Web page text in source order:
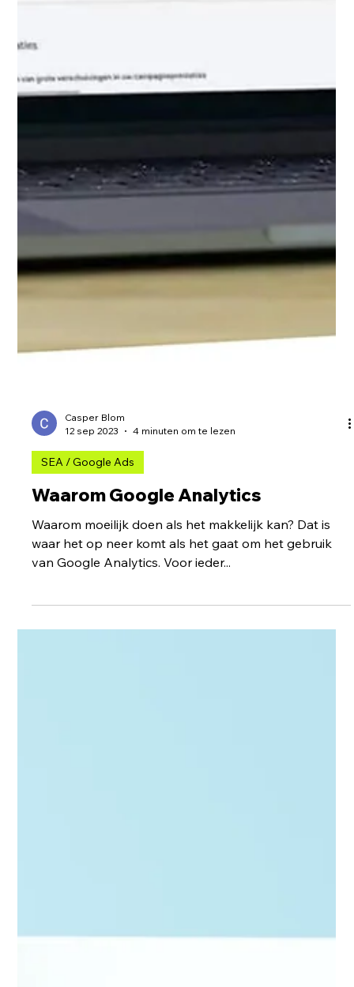
Casper Blom
12 sep 2023
SEA / Google Ads
Waarom Google Analytics
Waarom moeilijk doen als het makkelijk kan? Dat is
van Google Analytics. Voor ieder...